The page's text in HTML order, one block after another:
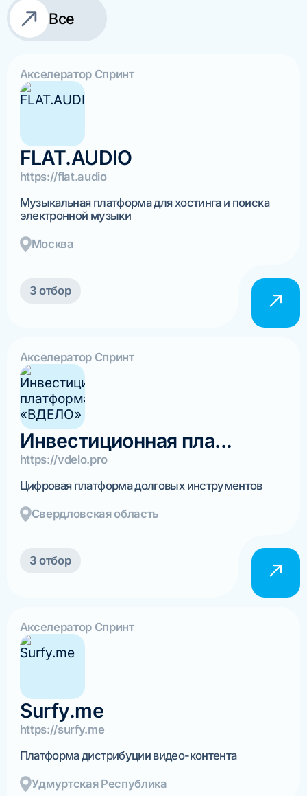
Все
Акселератор Спринт
FLAT.AUDIO
https://flat.audio
Музыкальная платформа для хостинга и поиска
электронной музыки
Москва
3 отбор
Акселератор Спринт
Инвестиционная пла...
https://vdelo.pro
Цифровая платформа долговых инструментов
Свердловская область
3 отбор
Акселератор Спринт
Surfy.me
https://surfy.me
Платформа дистрибуции видео-контента
Удмуртская Республика